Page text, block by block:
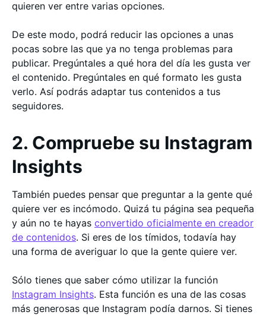
quieren ver entre varias opciones.
De este modo, podrá reducir las opciones a unas
pocas sobre las que ya no tenga problemas para
publicar. Pregúntales a qué hora del día les gusta ver
el contenido. Pregúntales en qué formato les gusta
verlo. Así podrás adaptar tus contenidos a tus
seguidores.
2. Compruebe su Instagram
Insights
También puedes pensar que preguntar a la gente qué
quiere ver es incómodo. Quizá tu página sea pequeña
y aún no te hayas convertido oficialmente en creador
de contenidos. Si eres de los tímidos, todavía hay
una forma de averiguar lo que la gente quiere ver.
Sólo tienes que saber cómo utilizar la función
Instagram Insights. Esta función es una de las cosas
más generosas que Instagram podía darnos. Si tienes